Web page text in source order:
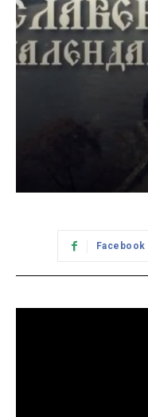
Facebook